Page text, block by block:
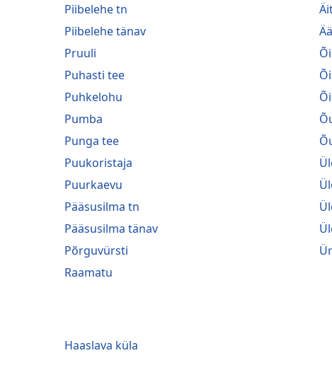
Piibelehe tn
Piibelehe tänav
Pruuli
Puhasti tee
Puhkelohu
Pumba
Punga tee
Puukoristaja
Puurkaevu
Pääsusilma tn
Pääsusilma tänav
Põrguvürsti
Raamatu
Haaslava küla